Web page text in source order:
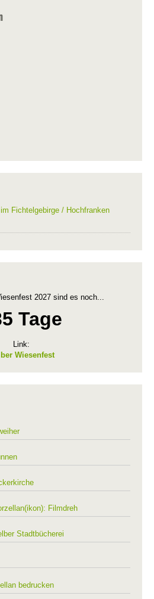
Fichtelgebirge / Hochfranken
2027 sind es noch...
Tage
Link:
Wiesenfest
Filmdreh
Stadtbücherei
bedrucken